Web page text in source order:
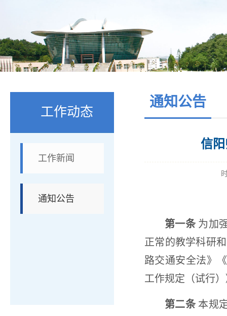
工作动态
工作新闻
通知公告
通知公告
信
第一条为加
正常的教学科研
路交通安全法》
工作规定（试行
第二条本规